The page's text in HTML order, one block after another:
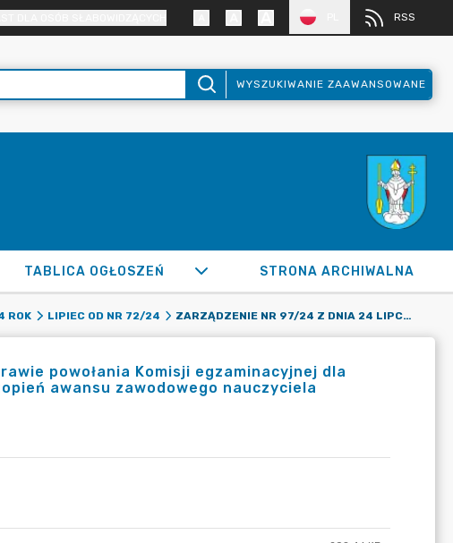
RSS
WYSZUKIWANIE ZAAWANSOWANE
TABLICA OGŁOSZEŃ STRONA ARCHIWALNA
ROK LIPIEC OD NR 72/24 ZARZĄDZENIE NR 97/24 Z DNIA 24 LIPCA 2024 R. W SPRAWIE POWOŁANIA KOMISJI EGZAMINACYJNEJ DLA NAUCZYCIELA KONTRAKTOWEGO UBIEGAJĄCEGO SIĘ O STOPIEŃ AWANSU ZAWODOWEGO NAUCZYCIELA MIANOWANEGO
powołania Komisji egzaminacyjnej dla
awansu zawodowego nauczyciela